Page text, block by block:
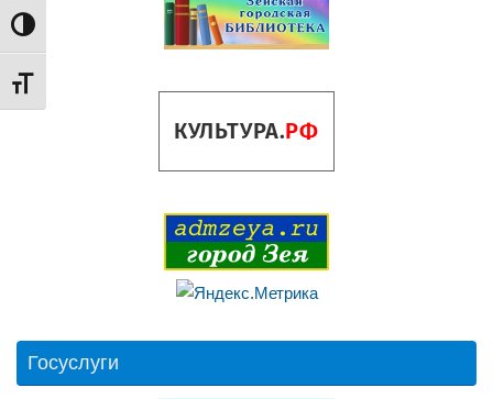
Переключить на высокую контрастность
Переключить на увеличенный шрифт
Госуслуги